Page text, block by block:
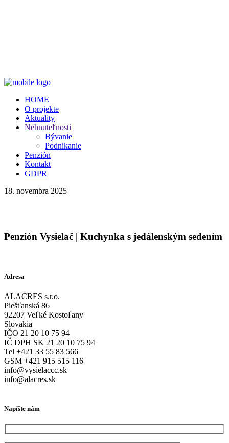
HOME
O projekte
Aktuality
Nehnuteľnosti
Bývanie
Podnikanie
Penzión
Kontakt
GDPR
18. novembra 2025
Penzión Vysielač | Kuchynka s jedálenským sedením
Adresa
ALACRES s.r.o.
Piešťanská 86
92207 Veľké Kostoľany
Slovakia
IČO 21 20 10 75 94
IČ DPH SK 21 20 10 75 94
Tel +421 33 55 83 566
GSM +421 915 515 116
info@vysielaccc.sk
info@alacres.sk
Napíšte nám